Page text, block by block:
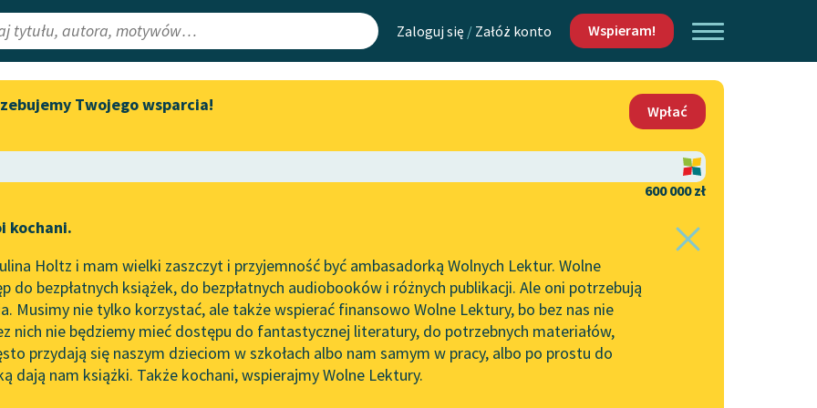
Zaloguj się / Załóż konto Wspieram!
Lektury
redakcyjne
Aktualności
Spotkanie z Katarzyną Tunkiel
do słuchania na Wolnych
Lekturach
Nowy audiobook – „Marzenie
o Oriencie” Sophie Elkan
Kolekcja Nadwyraz.com x
Wolne Lektury – idealna na
Mapa Wolnych Lektur
Leśmianator
API
OAI-PMH
Widget Wolnych Lektur
Kontakt
O projekcie
Zasady wykorzystania
Wolnych Lektur
Logotypy
Materiały promocyjne
Twojego wsparcia!
Wpłać
600 000 zł
kochani.
Holtz i mam wielki zaszczyt i przyjemność być ambasadorką Wolnych Lektur. Wolne
do bezpłatnych książek, do bezpłatnych audiobooków i różnych publikacji. Ale oni potrzebują
Musimy nie tylko korzystać, ale także wspierać finansowo Wolne Lektury, bo bez nas nie
nich nie będziemy mieć dostępu do fantastycznej literatury, do potrzebnych materiałów,
przydają się naszym dzieciom w szkołach albo nam samym w pracy, albo po prostu do
dają nam książki. Także kochani, wspierajmy Wolne Lektury.
✖ Romantyzm✖